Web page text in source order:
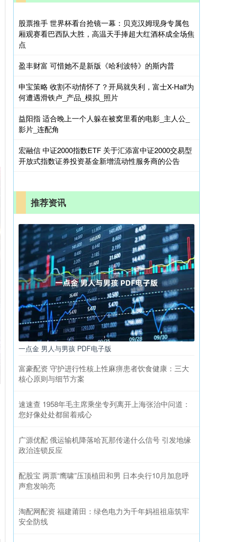
股票推手 世界杯看台抢镜一幕：贝克汉姆现身专属包
厢观赛看巴西队大胜，高温天手捧超大红酒杯成全场焦
点
盈丰财富 可惜她不是新版《哈利波特》的斯内普
申宝策略 收割不动情怀了？开局就失利，富士X-Half为
何遭遇滑铁卢_产品_模拟_照片
益阳指 适合晚上一个人躲在被窝里看的电影_主人公_
影片_连配角
宏融信 中证2000指数ETF 关于汇添富中证2000交易型
开放式指数证券投资基金新增流动性服务商的公告
推荐资讯
一点金 男人与男孩 PDF电子版
富豪配资 守护进行性核上性麻痹患者饮食健康：三大
核心原则与细节方案
速速查 1958年毛主席乘坐专列离开上海张治中问道：
您好像处处都留着戒心
广源优配 俄运输机降落哈瓦那传递什么信号 引发地缘
政治连锁反应
配股宝 两票“鹰啸”压顶植田和男 日本央行10月加息呼
声愈发响亮
淘配网配资 福建莆田：绿色电力为千年妈祖祖庙筑牢
安全防线